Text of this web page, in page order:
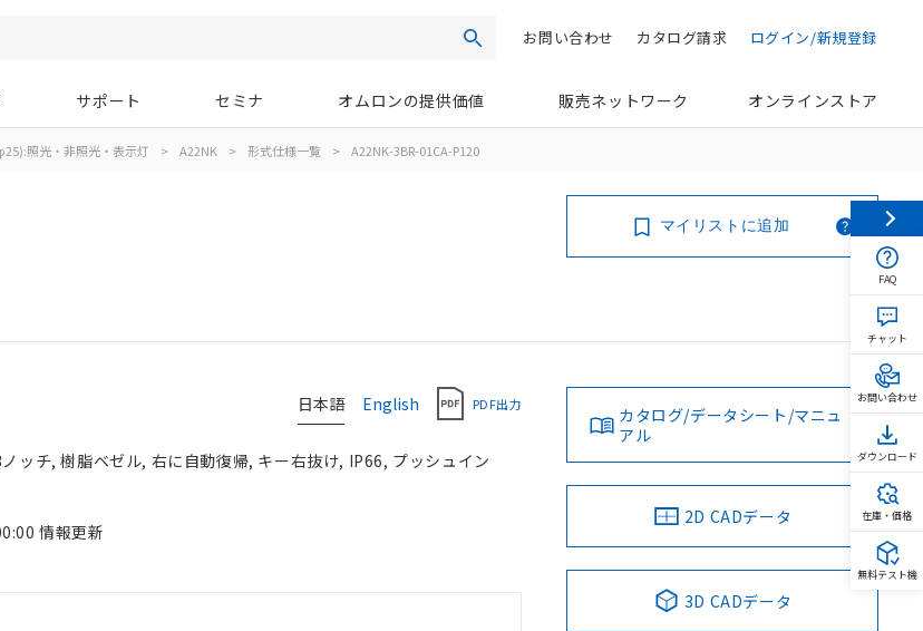
検索 ログイン/新規登録
カタログ請求
お問い合わせ
サポート セミナ オムロンの提供価値 販売ネットワーク オンラインストア
照光・非照光・表示灯 > A22NK > 形式仕様一覧 > A22NK-3BR-01CA-P120
マイリストに追加
日本語 English PDF出力
ッチ, 樹脂ベゼル, 右に自動復帰, キー右抜け, IP66, プッシュイン
情報更新
カタログ/データシート/マニュ
アル
2D CADデータ
3D CADデータ
FAQ
チャット
お問い合わせ
ダウンロード
在庫・価格
無料テスト機